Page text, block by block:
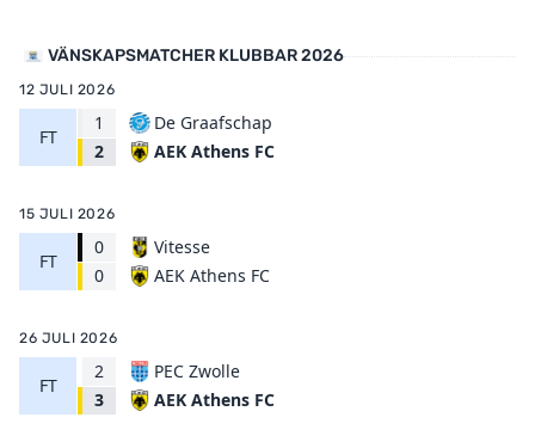
VÄNSKAPSMATCHER KLUBBAR 2026
12 JULI 2026
FT
1
2
De Graafschap
AEK Athens FC
15 JULI 2026
FT
0
0
Vitesse
AEK Athens FC
26 JULI 2026
FT
2
3
PEC Zwolle
AEK Athens FC